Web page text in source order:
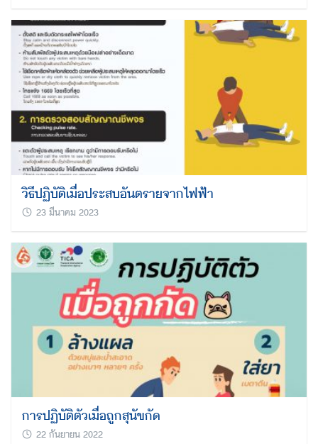
วิธีปฏิบัติเมื่อประสบอันตรายจากไฟฟ้า
23 มีนาคม 2023
การปฏิบัติตัวเมื่อถูกสุนัขกัด
22 กันยายน 2022